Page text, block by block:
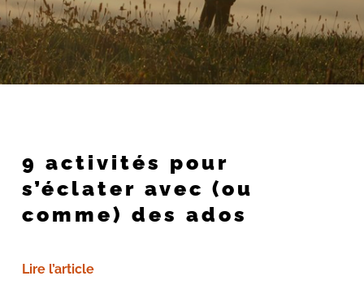
9 activités pour
s’éclater avec (ou
comme) des ados
Lire l’article